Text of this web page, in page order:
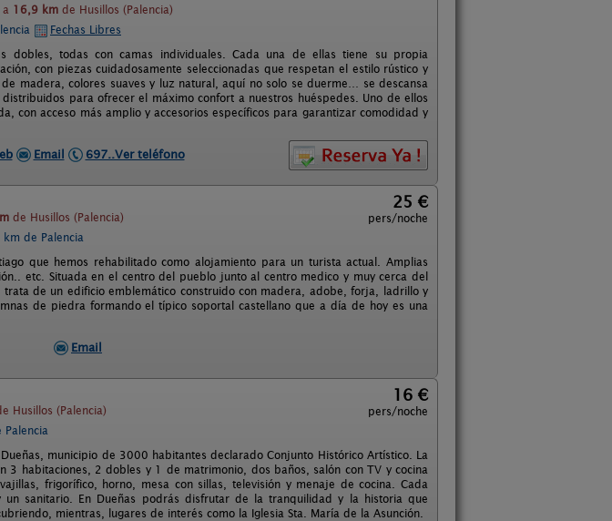
a 16,9 km de Husillos (Palencia)
Fechas Libres
dobles, todas con camas individuales. Cada una de ellas tiene su propia
con piezas cuidadosamente seleccionadas que respetan el estilo rústico y
madera, colores suaves y luz natural, aquí no solo se duerme… se descansa
para ofrecer el máximo confort a nuestros huéspedes. Uno de ellos
con acceso más amplio y accesorios específicos para garantizar comodidad y
Email 697..Ver teléfono
de Husillos (Palencia)
25 €
pers/noche
km de Palencia
que hemos rehabilitado como alojamiento para un turista actual. Amplias
etc. Situada en el centro del pueblo junto al centro medico y muy cerca del
trata de un edificio emblemático construido con madera, adobe, forja, ladrillo y
de piedra formando el típico soportal castellano que a día de hoy es una
Email
Husillos (Palencia)
16 €
pers/noche
municipio de 3000 habitantes declarado Conjunto Histórico Artístico. La
3 habitaciones, 2 dobles y 1 de matrimonio, dos baños, salón con TV y cocina
frigorífico, horno, mesa con sillas, televisión y menaje de cocina. Cada
sanitario. En Dueñas podrás disfrutar de la tranquilidad y la historia que
mientras, lugares de interés como la Iglesia Sta. María de la Asunción.